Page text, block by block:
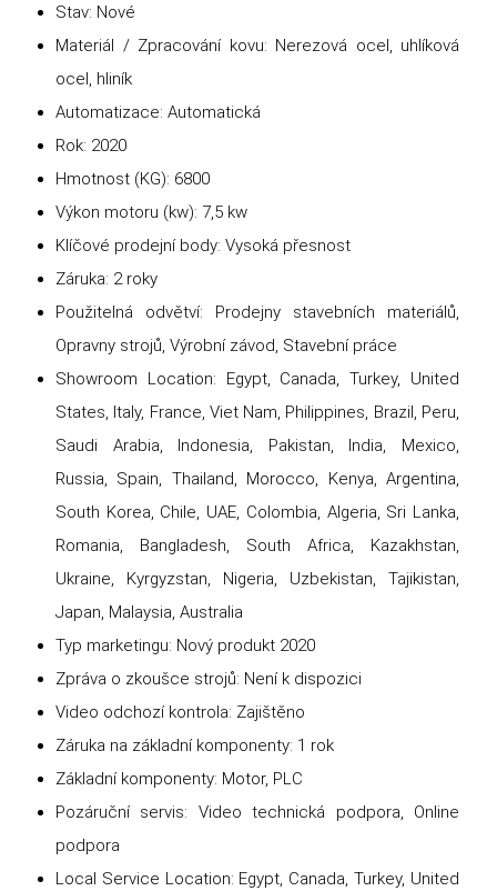
Stav: Nové
Materiál / Zpracování kovu: Nerezová ocel, uhlíková
ocel, hliník
Automatizace: Automatická
Rok: 2020
Hmotnost (KG): 6800
Výkon motoru (kw): 7,5 kw
Klíčové prodejní body: Vysoká přesnost
Záruka: 2 roky
Použitelná odvětví: Prodejny stavebních materiálů,
Opravny strojů, Výrobní závod, Stavební práce
Showroom Location: Egypt, Canada, Turkey, United
States, Italy, France, Viet Nam, Philippines, Brazil, Peru,
Saudi Arabia, Indonesia, Pakistan, India, Mexico,
Russia, Spain, Thailand, Morocco, Kenya, Argentina,
South Korea, Chile, UAE, Colombia, Algeria, Sri Lanka,
Romania, Bangladesh, South Africa, Kazakhstan,
Ukraine, Kyrgyzstan, Nigeria, Uzbekistan, Tajikistan,
Japan, Malaysia, Australia
Typ marketingu: Nový produkt 2020
Zpráva o zkoušce strojů: Není k dispozici
Video odchozí kontrola: Zajištěno
Záruka na základní komponenty: 1 rok
Základní komponenty: Motor, PLC
Pozáruční servis: Video technická podpora, Online
podpora
Local Service Location: Egypt, Canada, Turkey, United